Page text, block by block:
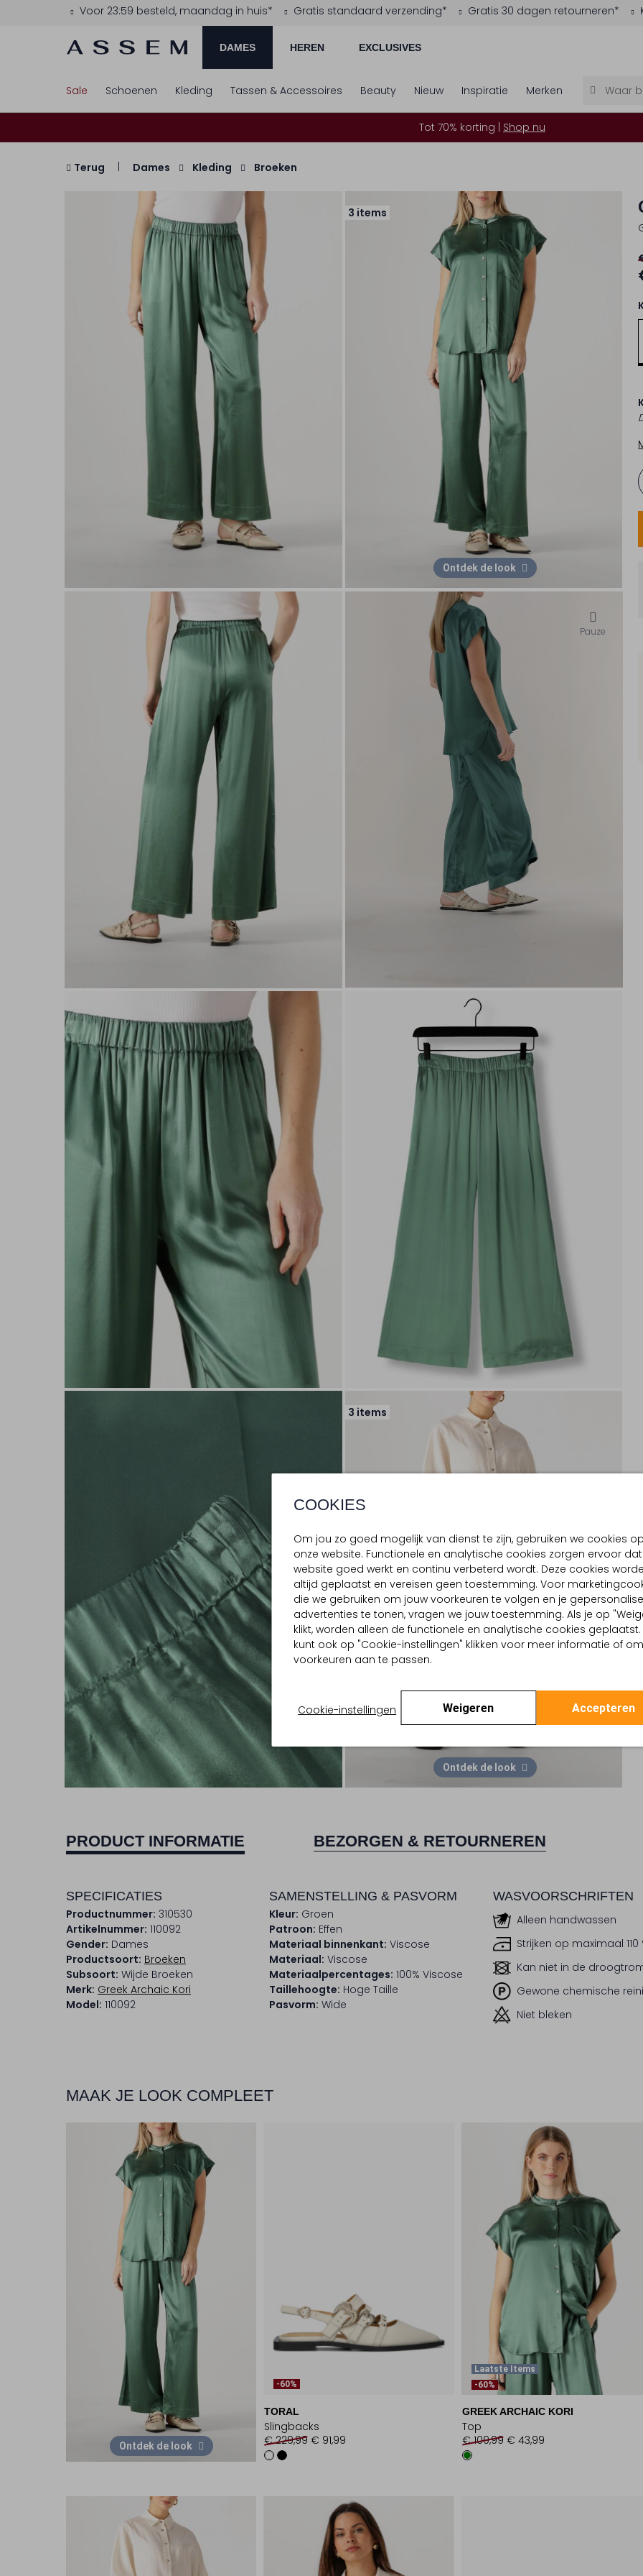
Voor 23:59 besteld, maandag in huis* Gratis standaard verzending* Gratis 30 dagen retourneren*
DAMES HEREN EXCLUSIVES
COOKIES
Om jou zo goed mogelijk van dienst te zijn, gebruiken we cookies op
onze website. Functionele en analytische cookies zorgen ervoor
website goed werkt en continu verbeterd wordt. Deze cookies
altijd geplaatst en vereisen geen toestemming. Voor
die we gebruiken om jouw voorkeuren te volgen en je
advertenties te tonen, vragen we jouw toestemming. Als je op
klikt, worden alleen de functionele en analytische cookies geplaatst.
kunt ook op "Cookie-instellingen" klikken voor meer informatie of
voorkeuren aan te passen.
Cookie-instellingen Weigeren Accepteren
Sale Schoenen Kleding Tassen & Accessoires Beauty Nieuw Inspiratie Merken
Tot 70% korting | Shop nu
Terug Dames Kleding Broeken
3 items
Ontdek de look
Pauze
3 items
Ontdek de look
PRODUCT INFORMATIE BEZORGEN & RETOURNEREN
SPECIFICATIES
Productnummer: 310530
Artikelnummer: 110092
Gender: Dames
Productsoort: Broeken
Subsoort: Wijde Broeken
Merk: Greek Archaic Kori
Model: 110092
SAMENSTELLING & PASVORM
Kleur: Groen
Patroon: Effen
Materiaal binnenkant: Viscose
Materiaal: Viscose
Materiaalpercentages: 100% Viscose
Taillehoogte: Hoge Taille
Pasvorm: Wide
WASVOORSCHRIFTEN
Alleen handwassen
Strijken op maximaal 110
Kan niet in de
Gewone chemische
Niet bleken
MAAK JE LOOK COMPLEET
Ontdek de look
-60%
TORAL
Slingbacks
€ 229,99 € 91,99
Laatste Items
-60%
GREEK ARCHAIC KORI
Top
€ 109,99 € 43,99